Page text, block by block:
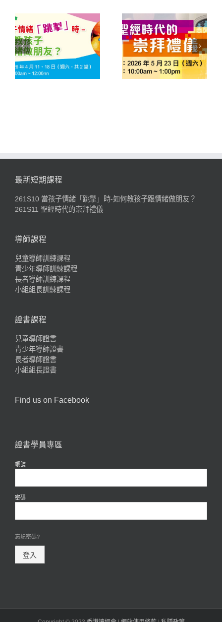
261S11 聖經時代的崇
拜禮儀
252D03 從經文查考到
應用真理
最新短期課程
261S10 當孩子情緒「跳掣」時-如何教孩子跟情緒做朋友？
261S11 聖經時代的崇拜禮儀
導師課程
兒童導師訓練課程
青少年導師訓練課程
長者導師訓練課程
小組組長訓練課程
證書課程
兒童導師證書
青少年導師證書
長者導師證書
小組組長證書
Find us on Facebook
證書學員專區
帳號
密碼
忘記密碼?
登入